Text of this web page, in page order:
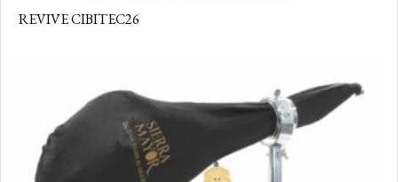
REVIVE CIBITEC26